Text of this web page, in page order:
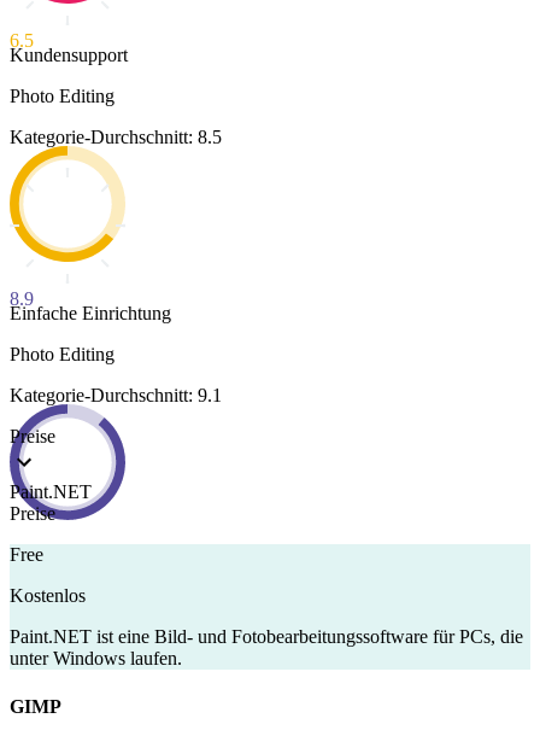
6.5
Kundensupport
Photo Editing
Kategorie-Durchschnitt: 8.5
8.9
Einfache Einrichtung
Photo Editing
Kategorie-Durchschnitt: 9.1
Preise
Paint.NET
Preise
Free
Kostenlos
Paint.NET ist eine Bild- und Fotobearbeitungssoftware für PCs, die
unter Windows laufen.
GIMP